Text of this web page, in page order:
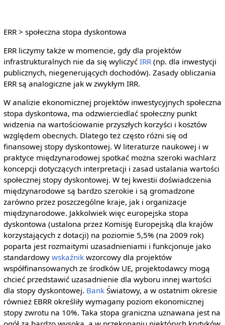
ERR > społeczna stopa dyskontowa
ERR liczymy także w momencie, gdy dla projektów
infrastrukturalnych nie da się wyliczyć IRR(np. dla inwestycji
publicznych, niegenerujących dochodów). Zasady obliczania
ERR są analogiczne jak w zwykłym IRR.
W analizie ekonomicznej projektów inwestycyjnych społeczna
stopa dyskontowa, ma odzwierciedlać społeczny punkt
widzenia na wartościowanie przyszłych korzyści i kosztów
względem obecnych. Dlatego też często różni się od
finansowej stopy dyskontowej. W literaturze naukowej i w
praktyce międzynarodowej spotkać można szeroki wachlarz
koncepcji dotyczących interpretacji i zasad ustalania wartości
społecznej stopy dyskontowej. W tej kwestii doświadczenia
międzynarodowe są bardzo szerokie i są gromadzone
zarówno przez poszczególne kraje, jak i organizacje
międzynarodowe. Jakkolwiek więc europejska stopa
dyskontowa (ustalona przez Komisję Europejską dla krajów
korzystających z dotacji) na poziomie 5,5% (na 2009 rok)
poparta jest rozmaitymi uzasadnieniami i funkcjonuje jako
standardowy wskaźnikwzorcowy dla projektów
współfinansowanych ze środków UE, projektodawcy mogą
chcieć przedstawić uzasadnienie dla wyboru innej wartości
dla stopy dyskontowej. BankŚwiatowy, a w ostatnim okresie
również EBRR określiły wymagany poziom ekonomicznej
stopy zwrotu na 10%. Taka stopa graniczna uznawana jest na